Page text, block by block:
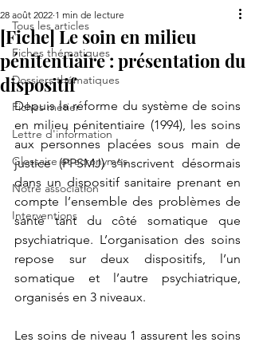
Tous les articles
Fiches thématiques
Dossiers thématiques
Fiches métier
Lettre d'information
Glossaire et acronymes
Notre association
Interventions
[Fiche] Le soin en milieu
pénitentiaire : présentation du
dispositif
28 août 2022 1 min de lecture
Depuis la réforme du système de soins
en milieu pénitentiaire (1994), les soins
aux personnes placées sous main de
justice (PPSMJ) s’inscrivent désormais
dans un dispositif sanitaire prenant en
compte l’ensemble des problèmes de
santé tant du côté somatique que
psychiatrique. L’organisation des soins
repose sur deux dispositifs, l’un
somatique et l’autre psychiatrique,
organisés en 3 niveaux.
Les soins de niveau 1 assurent les soins